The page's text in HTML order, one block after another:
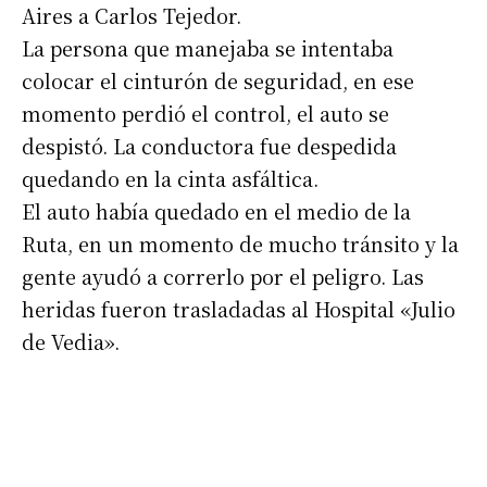
Suscribirme gratis
Dirección de correo electrónico*
Aires a Carlos Tejedor.
La persona que manejaba se intentaba
colocar el cinturón de seguridad, en ese
momento perdió el control, el auto se
despistó. La conductora fue despedida
quedando en la cinta asfáltica.
El auto había quedado en el medio de la
Ruta, en un momento de mucho tránsito y la
gente ayudó a correrlo por el peligro. Las
heridas fueron trasladadas al Hospital «Julio
de Vedia».